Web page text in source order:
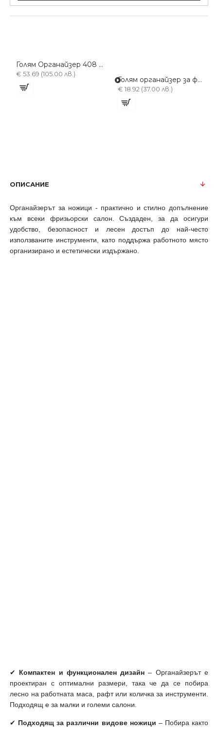
Голям Органайзер 408 с множество отделения
€ 53.69 (105.00 лв.)
Голям органайзер за фризьорски аксесоари G-302
€ 18.92 (37.00 лв.)
ОПИСАНИЕ
Органайзерът за ножици - практично и стилно допълнение
към всеки фризьорски салон. Създаден, за да осигури
удобство, безопасност и лесен достъп до най-често
използваните инструменти, като поддържа работното място
организирано и естетически издържано.
✔ Компактен и функционален дизайн – Органайзерът е
проектиран с оптимални размери, така че да се побира
лесно на работната маса, рафт или количка за инструменти.
Подходящ е за малки и големи салони.
✔ Подходящ за различни видове ножици – Побира както